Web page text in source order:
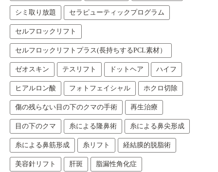
シミ取り放題 セラピューティックプログラム
セルフロックリフト
セルフロックリフトプラス(長持ちするPCL素材）
ゼオスキン テスリフト ドットヘア ハイフ
ヒアルロン酸 フォトフェイシャル ホクロ切除
傷の残らない目の下のクマの手術 再生治療
目の下のクマ 糸による隆鼻術 糸による鼻尖形成
糸による鼻筋形成 糸リフト 経結膜的脱脂術
美容針リフト 肝斑 脂漏性角化症